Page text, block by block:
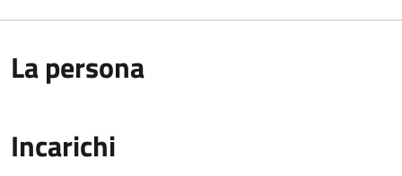
La persona
Incarichi